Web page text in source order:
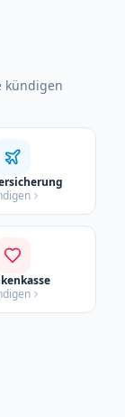
kündigen